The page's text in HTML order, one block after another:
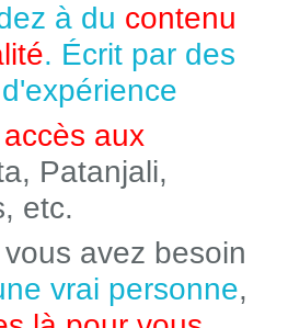
à du contenu
. Écrit par des
accès aux
Patanjali,
etc.
avez besoin
vrai personne,